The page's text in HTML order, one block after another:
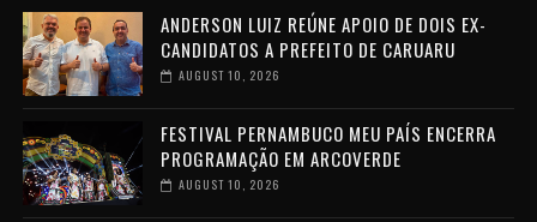
ANDERSON LUIZ REÚNE APOIO DE DOIS EX-
CANDIDATOS A PREFEITO DE CARUARU
AUGUST 10, 2026
FESTIVAL PERNAMBUCO MEU PAÍS ENCERRA
PROGRAMAÇÃO EM ARCOVERDE
AUGUST 10, 2026